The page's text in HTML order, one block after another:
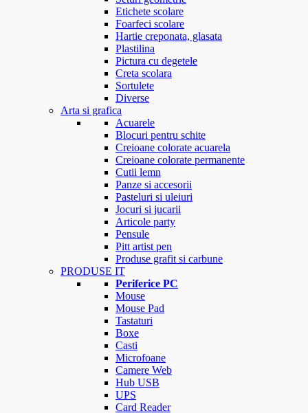
Etichete scolare
Foarfeci scolare
Hartie creponata, glasata
Plastilina
Pictura cu degetele
Creta scolara
Sortulete
Diverse
Arta si grafica
Acuarele
Blocuri pentru schite
Creioane colorate acuarela
Creioane colorate permanente
Cutii lemn
Panze si accesorii
Pasteluri si uleiuri
Jocuri si jucarii
Articole party
Pensule
Pitt artist pen
Produse grafit si carbune
PRODUSE IT
Periferice PC
Mouse
Mouse Pad
Tastaturi
Boxe
Casti
Microfoane
Camere Web
Hub USB
UPS
Card Reader